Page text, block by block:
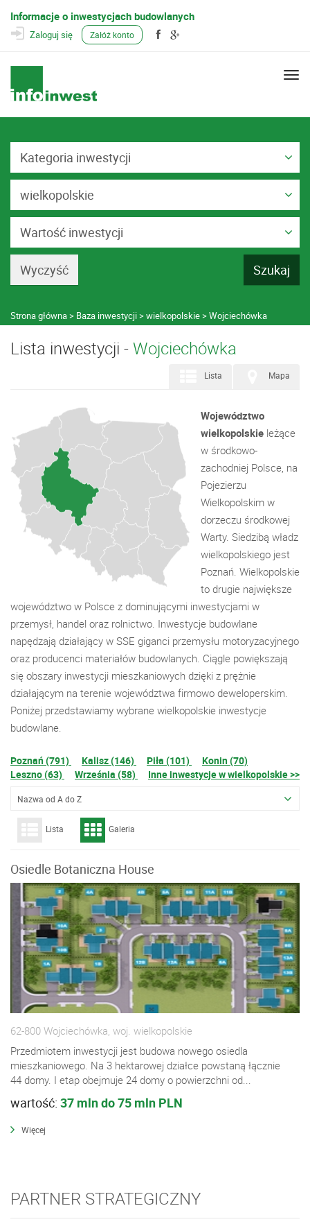
Informacje o inwestycjach budowlanych
Zaloguj się Załóż konto
Kategoria inwestycji
wielkopolskie
Wartość inwestycji
Strona główna Baza inwestycji wielkopolskie Wojciechówka
Lista inwestycji - Wojciechówka
Mapa
Lista
Województwo
wielkopolskie leżące
w środkowo-
zachodniej Polsce, na
Pojezierzu
Wielkopolskim w
dorzeczu środkowej
Warty. Siedzibą władz
wielkopolskiego jest
Poznań. Wielkopolskie
to drugie największe
województwo w Polsce z dominującymi inwestycjami w
przemysł, handel oraz rolnictwo. Inwestycje budowlane
napędzają działający w SSE giganci przemysłu motoryzacyjnego
oraz producenci materiałów budowlanych. Ciągle powiększają
się obszary inwestycji mieszkaniowych dzięki z prężnie
działającym na terenie województwa firmowo deweloperskim.
Poniżej przedstawiamy wybrane wielkopolskie inwestycje
budowlane.
Poznań (791) Kalisz (146) Piła (101)
Konin (70)
Leszno (63)
Września (58) Inne inwestycje w wielkopolskie >>
Nazwa od A do Z
Lista Galeria
Osiedle Botaniczna House
62-800 Wojciechówka, woj. wielkopolskie
Przedmiotem inwestycji jest budowa nowego osiedla
mieszkaniowego. Na 3 hektarowej działce powstaną łącznie
44 domy. I etap obejmuje 24 domy o powierzchni od...
wartość: 37 mln do 75 mln PLN
Więcej
PARTNER STRATEGICZNY